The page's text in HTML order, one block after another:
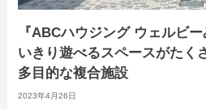
『ABCハウジング ウェルビ
いきり遊べるスペースがたく
多目的な複合施設
2023年4月26日